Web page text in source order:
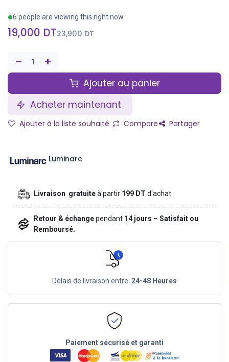
6 people are viewing this right now
19,000 DT23,900DT
Ajouter au panier
Acheter maintenant
Ajouter à la liste souhaité Compare Partager
Luminarc
Livraison gratuiteà partir 199 DTd'achat
Retour & échangependant 14 jours – Satisfait ou
Remboursé.
Délais de livraison entre: 24-48 Heures
Paiement sécurisé et garanti